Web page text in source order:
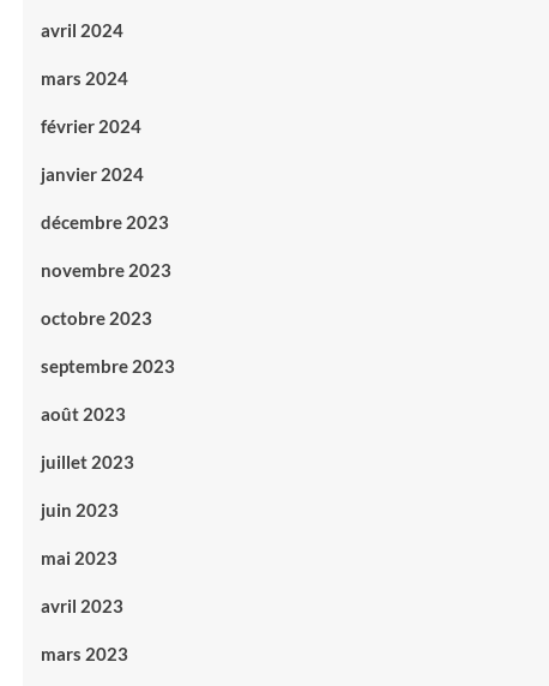
avril 2024
mars 2024
février 2024
janvier 2024
décembre 2023
novembre 2023
octobre 2023
septembre 2023
août 2023
juillet 2023
juin 2023
mai 2023
avril 2023
mars 2023